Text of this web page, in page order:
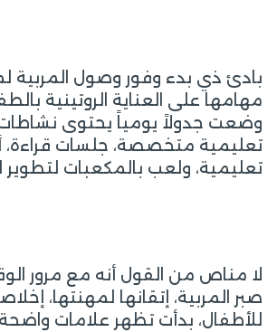
بادئ ذي بدء وفور وصول المربية
مهامها على العناية الروتينية
وضعت جدولاً يومياً يحتوى
تعليمية متخصصة، جلسات قراءة،
تعليمية، ولعب بالمكعبات لتطوير
لا مناص من القول أنه مع مرور
صبر المربية، إتقانها لمهنتها،
للأطفال، بدأت تظهر علامات